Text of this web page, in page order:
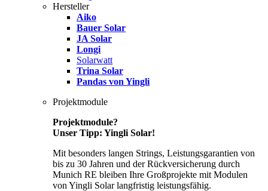
Hersteller
Aiko
Bauer Solar
JA Solar
Longi
Solarwatt
Trina Solar
Pandas von Yingli
Projektmodule
Projektmodule?
Unser Tipp: Yingli Solar!
Mit besonders langen Strings, Leistungsgarantien von
bis zu 30 Jahren und der Rückversicherung durch
Munich RE bleiben Ihre Großprojekte mit Modulen
von Yingli Solar langfristig leistungsfähig.